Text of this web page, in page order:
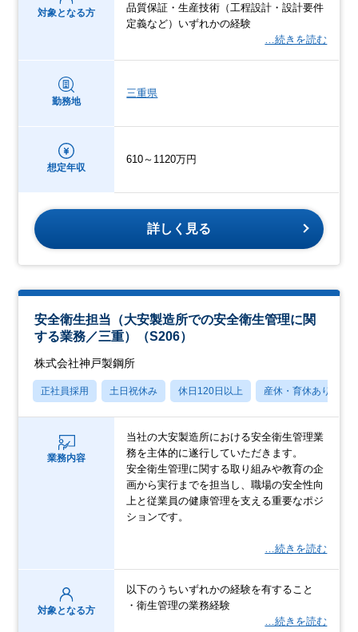
対象となる方
品質保証・生産技術（工程設計・設計要件
定義など）いずれかの経験
…続きを読む
勤務地
三重県
想定年収
610～1120万円
詳しく見る
安全衛生担当（大安製造所での安全衛生管理に関
する業務／三重）（S206）
株式会社神戸製鋼所
正社員採用 土日祝休み 休日120日以上 産休・育休あり
業務内容
当社の大安製造所における安全衛生管理業
務を主体的に遂行していただきます。
安全衛生管理に関する取り組みや教育の企
画から実行までを担当し、職場の安全性向
上と従業員の健康管理を支える重要なポジ
ションです。
…続きを読む
対象となる方
以下のうちいずれかの経験を有すること
・衛生管理の業務経験
…続きを読む